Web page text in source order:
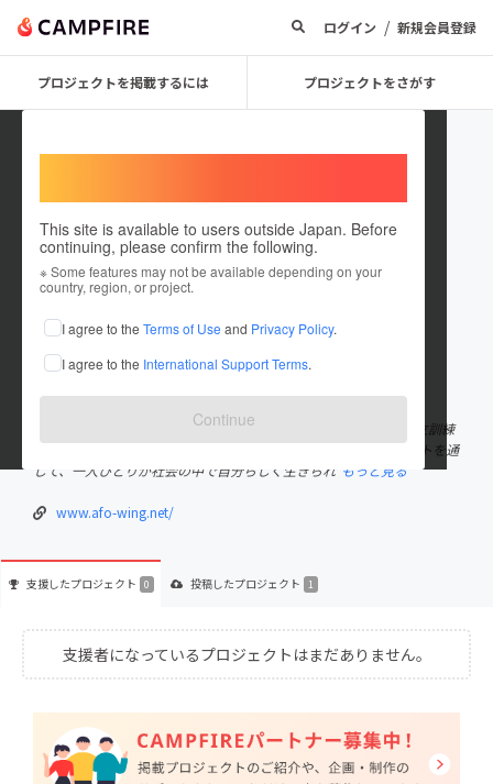
ログイン / 新規会員登録
プロジェクトを掲載するには プロジェクトをさがす
This site is available to users outside Japan. Before
continuing, please confirm the following.
※ Some features may not be available depending on your
country, region, or project.
I agree to the Terms of Use and Privacy Policy.
I agree to the International Support Terms.
Continue
特定非営利活動法人 AFO
これまでに1件のプロジェクトを投稿しています
在住国：日本 現在地：福岡県
出身国：日本 出身地：未設定
特定非営利活動法人AFOは、福岡県で障がい者就労移行支援や自立訓練
を行っているNPO法人です。 自立に向けた生活支援や就労サポートを通
して、一人ひとりが社会の中で自分らしく生きられ もっと見る
www.afo-wing.net/
支援したプロジェクト 0 投稿したプロジェクト 1
支援者になっているプロジェクトはまだありません。